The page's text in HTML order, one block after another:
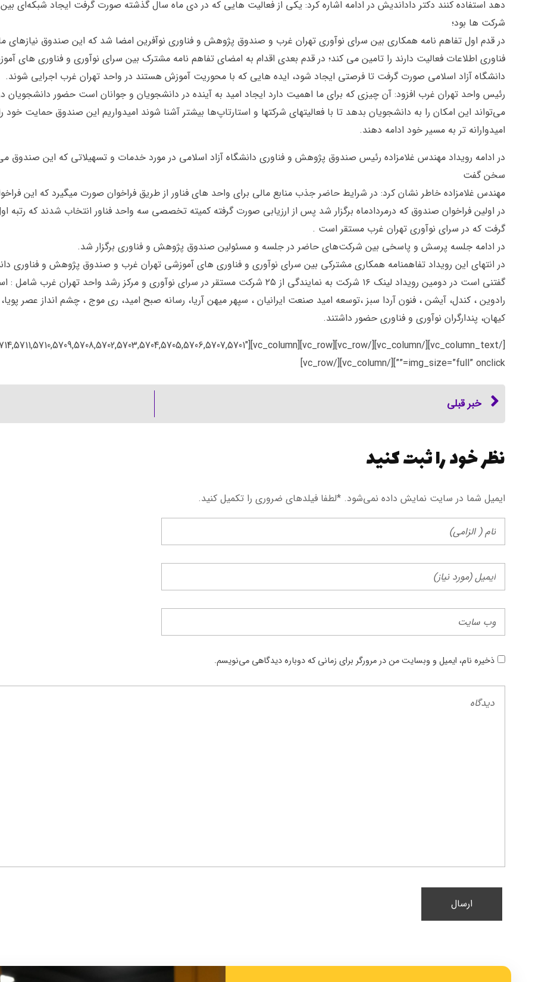
دهد استفاده کنند دکتر داداندیش در ادامه اشاره کرد: یکی از فعالیت هایی که در دی ماه سال گذشته صورت گرفت ایجاد شبکه‌ای
شرکت ها بود؛
در قدم اول تفاهم نامه همکاری بین سرای نوآوری تهران غرب و صندوق پژوهش و فناوری نوآفرین امضا شد که این صندوق نیازهای
فناوری اطلاعات فعالیت دارند را تامین می کند؛ در قدم بعدی اقدام به امضای تفاهم نامه مشترک بین سرای نوآوری و فناوری های
دانشگاه آزاد اسلامی صورت گرفت تا فرصتی ایجاد شود، ایده هایی که با محوریت آموزش هستند در واحد تهران غرب اجرایی شوند.
رئیس واحد تهران غرب افزود: آن چیزی که برای ما اهمیت دارد ایجاد امید به آینده در دانشجویان و جوانان است حضور
می‌تواند این امکان را به دانشجویان بدهد تا با فعالیتهای شرکتها و استارتاپ‌ها بیشتر آشنا شوند امیدواریم این صندوق حمایت
امیدوارانه تر به مسیر خود ادامه دهند.
در ادامه رویداد مهندس غلامزاده رئیس صندوق پژوهش و فناوری دانشگاه آزاد اسلامی در مورد خدمات و تسهیلاتی که این صندوق
سخن گفت
مهندس غلامزاده خاطر نشان کرد: در شرایط حاضر جذب منابع مالی برای واحد های فناور از طریق فراخوان صورت میگیرد که این
در اولین فراخوان صندوق که درمردادماه برگزار شد پس از ارزیابی صورت گرفته کمیته تخصصی سه واحد فناور انتخاب شدند که
گرفت که در سرای نوآوری تهران غرب مستقر است .
در ادامه جلسه پرسش و پاسخی بین شرکت‌های حاضر در جلسه و مسئولین صندوق پژوهش و فناوری برگزار شد.
در انتهای این رویداد تفاهمنامه همکاری مشترکی بین سرای نوآوری و فناوری های آموزشی تهران غرب و صندوق پژوهش و فناوری
گفتنی است در دومین رویداد لینک ۱۶ شرکت به نمایندگی از ۲۵ شرکت مستقر در سرای نوآوری و مرکز رشد
رادوین ، کندل، آیشن ، فنون آردا سبز ،توسعه امید صنعت ایرانیان ، سپهر میهن آریا، رسانه صبح امید، ری موج ، چشم انداز عصر
کیهان، پندارگران نوآوری و فناوری حضور داشتند.
interval=”3″ images=”5714,5711,5710,5709,5708,5702,5703,5704,5705,5706,5707,5701″
img_size=”full” onclick=””][/vc_column][/vc_row]
خبر قبلی
نظر خود را ثبت کنید
ایمیل شما در سایت نمایش داده نمی‌شود. *لطفا فیلد‌های ضروری را تکمیل کنید.
ذخیره نام، ایمیل و وبسایت من در مرورگر برای زمانی که دوباره دیدگاهی می‌نویسم.